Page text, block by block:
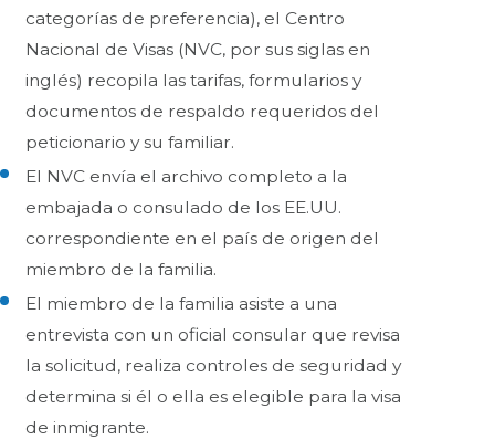
categorías de preferencia), el Centro
Nacional de Visas (NVC, por sus siglas en
inglés) recopila las tarifas, formularios y
documentos de respaldo requeridos del
peticionario y su familiar.
El NVC envía el archivo completo a la
embajada o consulado de los EE.UU.
correspondiente en el país de origen del
miembro de la familia.
El miembro de la familia asiste a una
entrevista con un oficial consular que revisa
la solicitud, realiza controles de seguridad y
determina si él o ella es elegible para la visa
de inmigrante.